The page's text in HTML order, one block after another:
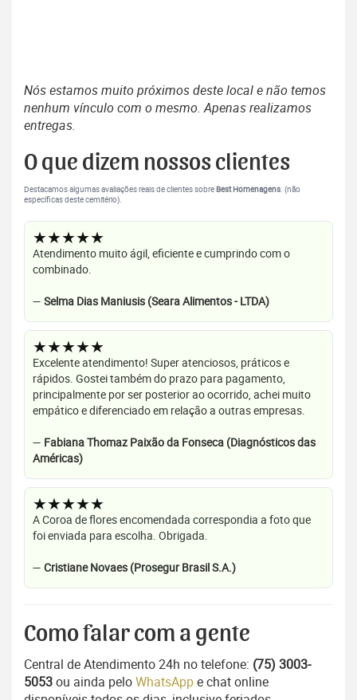
Nós estamos muito próximos deste local e não temos
nenhum vínculo com o mesmo. Apenas realizamos
entregas.
O que dizem nossos clientes
Destacamos algumas avaliações reais de clientes sobreBest Homenagens. (não
específicas deste cemitério).
★★★★★
Atendimento muito ágil, eficiente e cumprindo com o
combinado.
— Selma Dias Maniusis (Seara Alimentos - LTDA)
★★★★★
Excelente atendimento! Super atenciosos, práticos e
rápidos. Gostei também do prazo para pagamento,
principalmente por ser posterior ao ocorrido, achei muito
empático e diferenciado em relação a outras empresas.
— Fabiana Thomaz Paixão da Fonseca (Diagnósticos das
Américas)
★★★★★
A Coroa de flores encomendada correspondia a foto que
foi enviada para escolha. Obrigada.
— Cristiane Novaes (Prosegur Brasil S.A.)
Como falar com a gente
Central de Atendimento 24h no telefone: (75) 3003-
5053ou ainda peloWhatsAppe chat online